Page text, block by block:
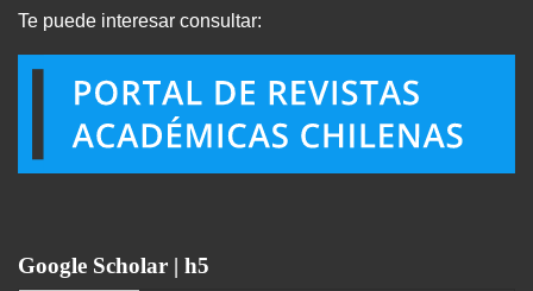
Te puede interesar consultar:
Google Scholar | h5